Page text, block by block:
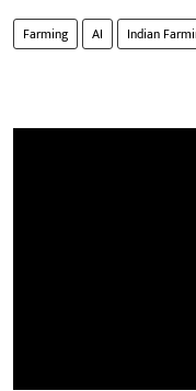
Farming AI Indian